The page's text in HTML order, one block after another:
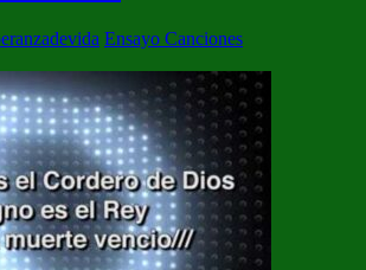
Ensayo Canciones